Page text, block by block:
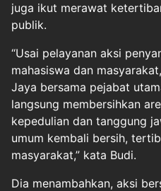
juga ikut merawat
publik.
“Usai pelayanan aksi
mahasiswa dan
Jaya bersama pejabat
langsung membersihkan
kepedulian dan tanggung
umum kembali bersih,
masyarakat,” kata Budi.
Dia menambahkan, aksi